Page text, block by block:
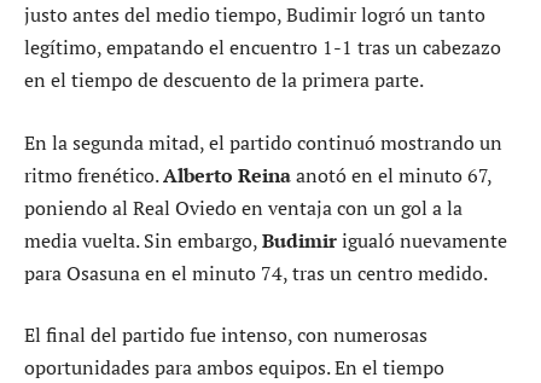
justo antes del medio tiempo, Budimir logró un tanto
legítimo, empatando el encuentro 1-1 tras un cabezazo
en el tiempo de descuento de la primera parte.
En la segunda mitad, el partido continuó mostrando un
ritmo frenético.Alberto Reinaanotó en el minuto 67,
poniendo al Real Oviedo en ventaja con un gol a la
media vuelta. Sin embargo,Budimirigualó nuevamente
para Osasuna en el minuto 74, tras un centro medido.
El final del partido fue intenso, con numerosas
oportunidades para ambos equipos. En el tiempo